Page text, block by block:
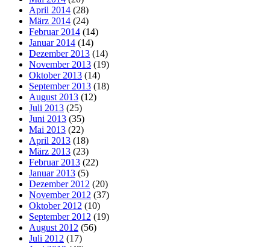
April 2014 (28)
März 2014 (24)
Februar 2014 (14)
Januar 2014 (14)
Dezember 2013 (14)
November 2013 (19)
Oktober 2013 (14)
September 2013 (18)
August 2013 (12)
Juli 2013 (25)
Juni 2013 (35)
Mai 2013 (22)
April 2013 (18)
März 2013 (23)
Februar 2013 (22)
Januar 2013 (5)
Dezember 2012 (20)
November 2012 (37)
Oktober 2012 (10)
September 2012 (19)
August 2012 (56)
Juli 2012 (17)